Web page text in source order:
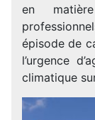
en
épisode de
l’urgence
climatique